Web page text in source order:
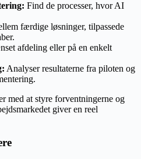
Find de processer, hvor AI
færdige løsninger, tilpassede
afdeling eller på en enkelt
Analyser resultaterne fra piloten og
med at styre forventningerne og
giver en reel